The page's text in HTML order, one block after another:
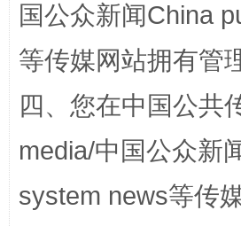
“蜀中异人”王建安的艺术幻境
国公众新闻China
等传媒网站拥有管
四、您在中国公共
media/中国公众新
system news等传